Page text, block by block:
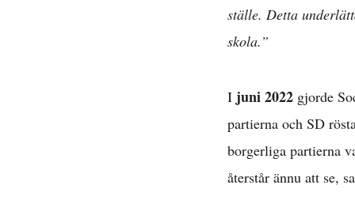
ställe. Detta
skola.”
I juni 2022 gjorde
partierna och SD
borgerliga partierna
återstår ännu att se,